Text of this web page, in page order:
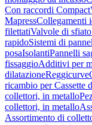
Con raccordi Compact
MapressCollegamenti
filettatiValvole di
rapidoSistemi di
posaIsolantiPannelli
fissaggioAdditivi per
dilatazioneReggicurve
ricambio per Cassette
collettori, in metallo
collettori, in metallo
Assortimento di